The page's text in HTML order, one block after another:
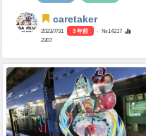
caretaker
2023/7/31 3 年前
- №14217
2307